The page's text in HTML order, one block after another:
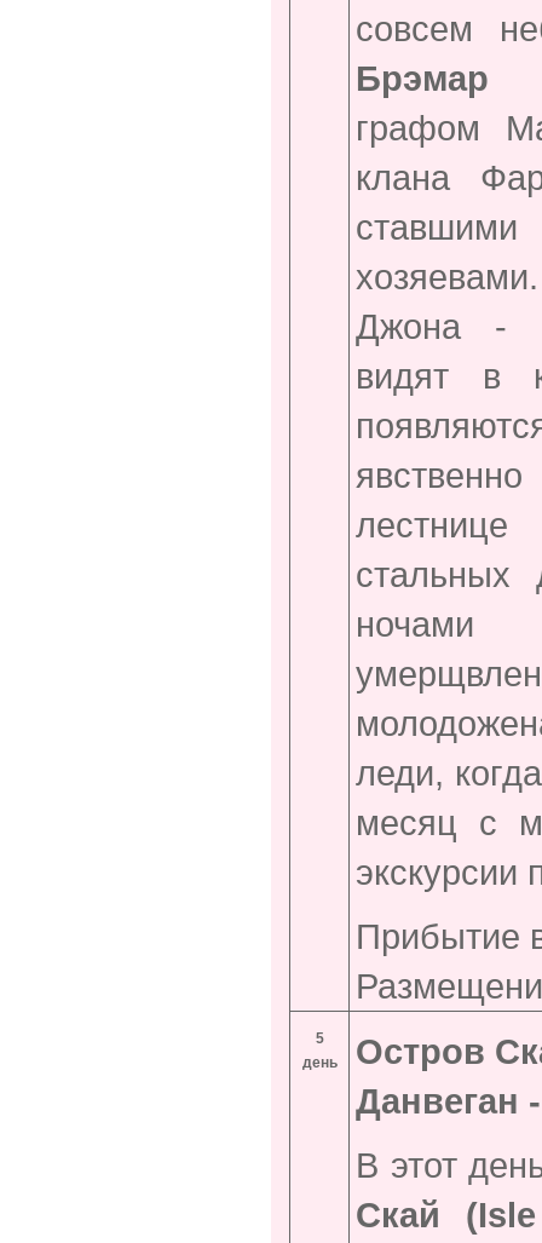
совсем
Брэмар
графом
клана
ставшими
Джона -
видят в
стальных
ночами
леди,
месяц с
экскурсии
Прибытие
5
день
Остров
Данвеган
В этот
Скай